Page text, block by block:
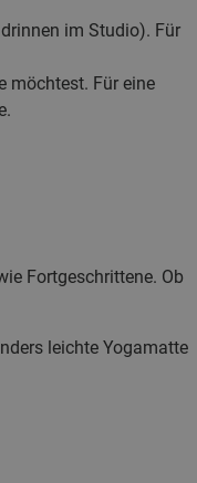
im Studio). Für
möchtest. Für eine
Fortgeschrittene. Ob
leichte Yogamatte